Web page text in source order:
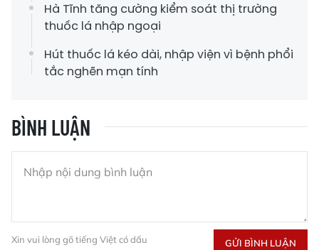
Hà Tĩnh tăng cường kiểm soát thị trường
thuốc lá nhập ngoại
Hút thuốc lá kéo dài, nhập viện vì bệnh phổi
tắc nghẽn mạn tính
BÌNH LUẬN
Xin vui lòng gõ tiếng Việt có dấu GỬI BÌNH LUẬN